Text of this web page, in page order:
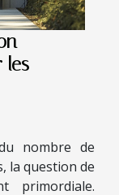
les
nombre de
la question de
primordiale.